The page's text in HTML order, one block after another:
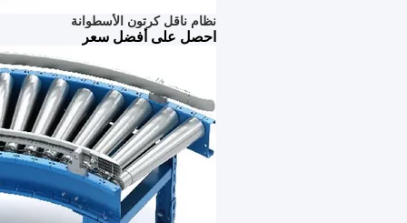
نظام ناقل كرتون الأسطوانة
احصل على أفضل سعر